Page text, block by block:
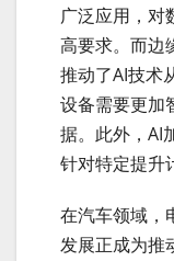
广泛应用，对
高要求。而边
推动了AI技术
设备需要更加
据。此外，AI
针对特定提升
在汽车领域，
发展正成为推